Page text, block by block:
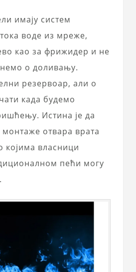
имају систем
воде из мреже,
као за фрижидер и не
о доливању.
резервоар, али о
када будемо
Истина је да
отвара врата
којима власници
пећи могу